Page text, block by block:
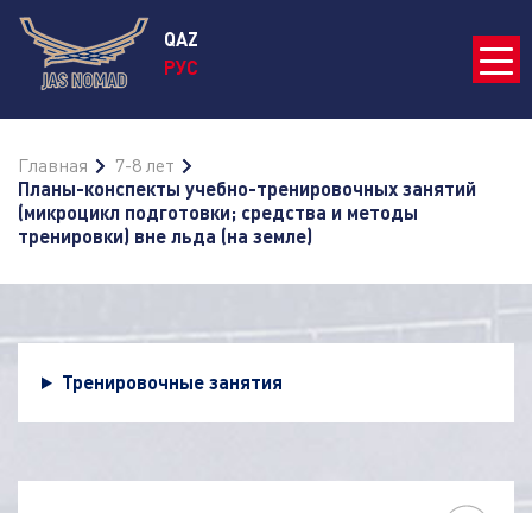
QAZ
РУС
Главная 7-8 лет
Планы-конспекты учебно-тренировочных занятий
(микроцикл подготовки; средства и методы
тренировки) вне льда (на земле)
Тренировочные занятия